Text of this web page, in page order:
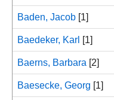
Baden, Jacob [1]
Baedeker, Karl [1]
Baerns, Barbara [2]
Baesecke, Georg [1]